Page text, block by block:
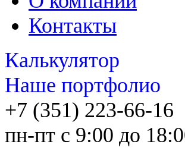
Контакты
Калькулятор
Наше портфолио
+7 (351) 223-66-16
пн-пт с 9:00 до